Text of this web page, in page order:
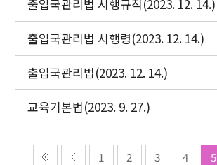
출입국관리법 시행규칙(2023. 12. 14.)
출입국관리법 시행령(2023. 12. 14.)
출입국관리법(2023. 12. 14.)
교육기본법(2023. 9. 27.)
1 2 3 4 5